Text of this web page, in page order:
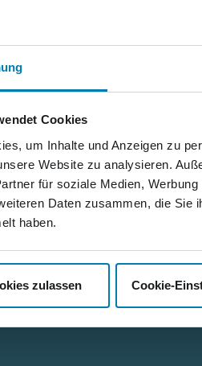
Cookies
um Inhalte und Anzeigen zu
Website zu analysieren.
für soziale Medien,
Daten zusammen, die Sie
haben.
zulassen Cookie-
der Nordkurier-Mediengruppe
“The killing of George Floyd”.
aktuellem Anlass in Rekordzeit
eine Herausforderung – aber
Todesfall des
ums Leben kam. Ein Video